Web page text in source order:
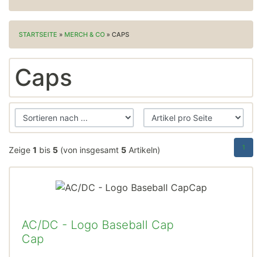
STARTSEITE » MERCH & CO » CAPS
Caps
Zeige 1 bis 5 (von insgesamt 5 Artikeln) 1
AC/DC - Logo Baseball Cap
Cap